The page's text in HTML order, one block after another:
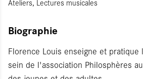
Ateliers, Lectures musicales
Biographie
Florence Louis enseigne et pratique
sein de l'association Philosphères